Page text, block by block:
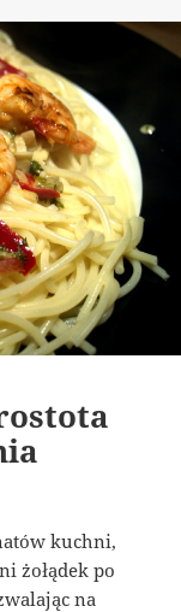
kuchni,
żołądek po
na